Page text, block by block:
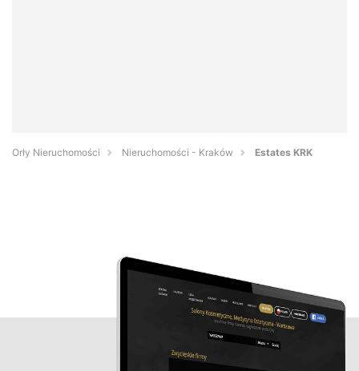
Orły Nieruchomości Nieruchomości - Kraków Estates KRK